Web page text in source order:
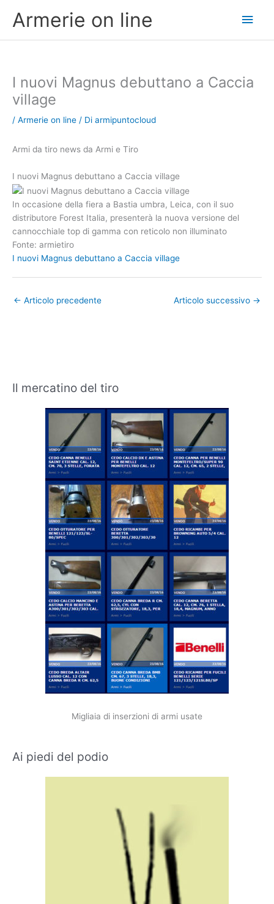
Armerie on line
I nuovi Magnus debuttano a Caccia
village
/ Armerie on line / Di armipuntocloud
Armi da tiro news da Armi e Tiro
I nuovi Magnus debuttano a Caccia village
In occasione della fiera a Bastia umbra, Leica, con il suo
distributore Forest Italia, presenterà la nuova versione del
cannocchiale top di gamma con reticolo non illuminato
Fonte: armietiro
I nuovi Magnus debuttano a Caccia village
← Articolo precedente Articolo successivo →
Il mercatino del tiro
Migliaia di inserzioni di armi usate
Ai piedi del podio